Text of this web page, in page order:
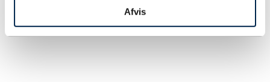
Afvis